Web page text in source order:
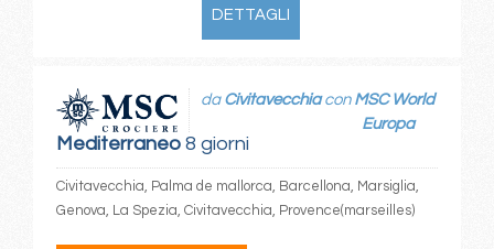
DETTAGLI
Mediterraneo8 giorni
da Civitavecchiacon MSC World
Europa
Civitavecchia, Palma de mallorca, Barcellona, Marsiglia,
Genova, La Spezia, Civitavecchia, Provence(marseilles)